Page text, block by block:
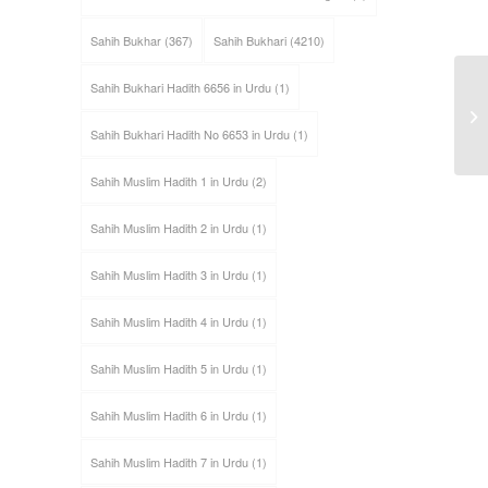
Sahih Bukhar(367) Sahih Bukhari(4210)
Sahih Bukhari Hadith 6656 in Urdu(1)
Sahih Bukhari Hadith No 6653 in Urdu(1)
Sahih Muslim Hadith 1 in Urdu(2)
Sahih Muslim Hadith 2 in Urdu(1)
Sahih Muslim Hadith 3 in Urdu(1)
Sahih Muslim Hadith 4 in Urdu(1)
Sahih Muslim Hadith 5 in Urdu(1)
Sahih Muslim Hadith 6 in Urdu(1)
Sahih Muslim Hadith 7 in Urdu(1)